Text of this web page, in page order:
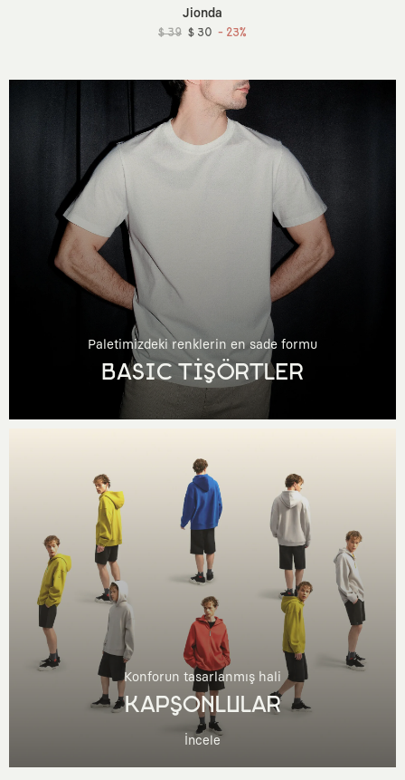
Jionda
$ 39 $ 30 - 23%
Paletimizdeki renklerin en sade formu
BASIC TİŞÖRTLER
Konforun tasarlanmış hali
KAPŞONLULAR
İncele